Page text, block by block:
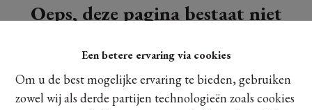
Een betere ervaring via cookies
Om u de best mogelijke ervaring te bieden, gebruiken
zowel wij als derde partijen technologieën zoals cookies
Oeps, deze pagina bestaat niet